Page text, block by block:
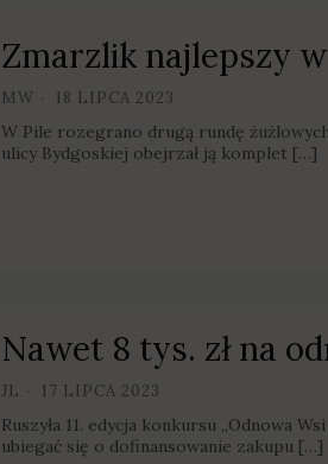
Zmarzlik najlepszy
MW 18 LIPCA 2023
W Pile rozegrano drugą rundę
ulicy Bydgoskiej obejrzał ją komplet […]
Nawet 8 tys. zł na
JL 17 LIPCA 2023
Ruszyła 11. edycja konkursu „Odnowa
ubiegać się o dofinansowanie zakupu […]